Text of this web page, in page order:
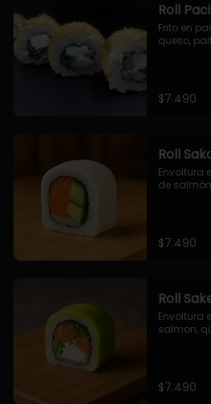
Roll
Frito en
queso,
$7.490
Roll
Envoltura
de
$7.490
Roll
Envoltura
salmon,
$7.490